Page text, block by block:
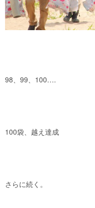
98、99、100….
100袋、越え達成
さらに続く。